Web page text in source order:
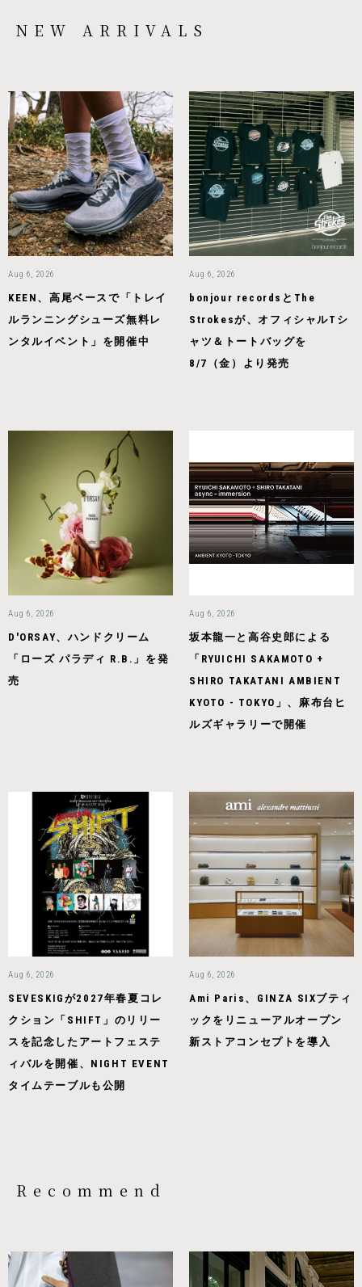
NEW ARRIVALS
Aug 6, 2026
KEEN、高尾ベースで「トレイ
ルランニングシューズ無料レ
ンタルイベント」を開催中
Aug 6, 2026
bonjour recordsとThe
Strokesが、オフィシャルTシ
ャツ＆トートバッグを
8/7（金）より発売
Aug 6, 2026
D'ORSAY、ハンドクリーム
「ローズ パラディ R.B.」を発
売
Aug 6, 2026
坂本龍一と高谷史郎による
「RYUICHI SAKAMOTO +
SHIRO TAKATANI AMBIENT
KYOTO - TOKYO」、麻布台ヒ
ルズギャラリーで開催
Aug 6, 2026
SEVESKIGが2027年春夏コレ
クション「SHIFT」のリリー
スを記念したアートフェステ
ィバルを開催、NIGHT EVENT
タイムテーブルも公開
Aug 6, 2026
Ami Paris、GINZA SIXブティ
ックをリニューアルオープン
新ストアコンセプトを導入
Recommend